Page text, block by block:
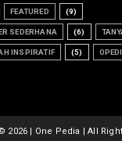
FEATURED (9)
SEDERHANA (6)
INSPIRATIF (5)
2026 | One Pedia | All